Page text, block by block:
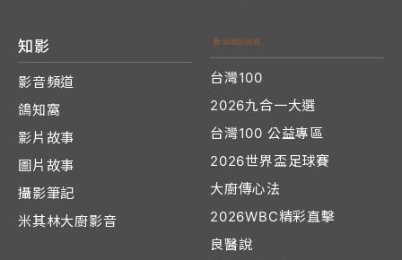
知影
影音頻道
鴿知窩
影片故事
圖片故事
攝影筆記
米其林大廚影音
台灣100
2026九合一大選
台灣100 公益專區
2026世界盃足球賽
大廚傳心法
2026WBC精彩直擊
良醫說